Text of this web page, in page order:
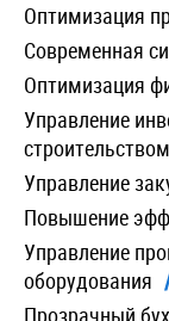
Оптимизация
Современная
Оптимизация
Управление
строительством
Управление
Повышение
Управление
оборудования
Прозрачный